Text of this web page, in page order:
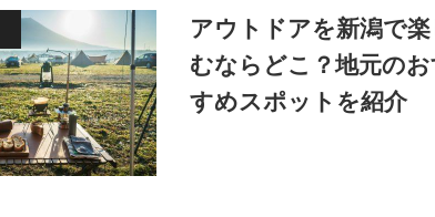
アウトドアを新潟で楽
むならどこ？地元のお
すめスポットを紹介